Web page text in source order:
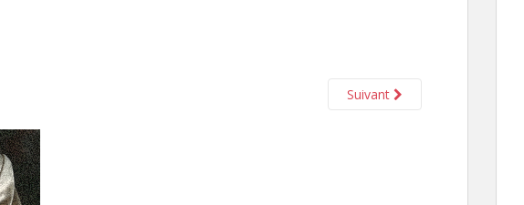
Suivant